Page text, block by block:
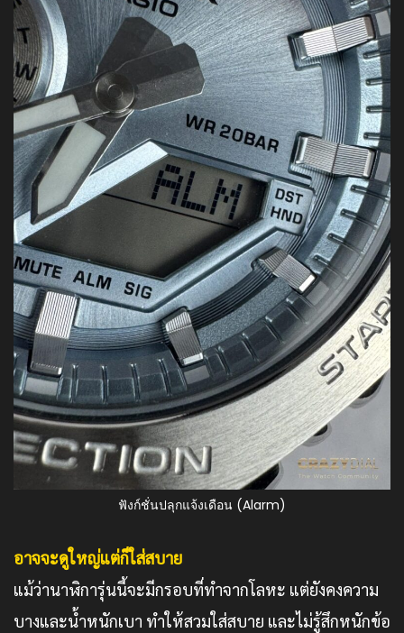
ฟังก์ชั่นปลุกแจ้งเดือน (Alarm)
อาจจะดูใหญ่แต่ก็ใส่สบาย
แม้ว่านาฬิการุ่นนี้จะมีกรอบที่ทำจากโลหะ แต่ยังคงความ
บางและน้ำหนักเบา ทำให้สวมใส่สบาย และไม่รู้สึกหนักข้อ